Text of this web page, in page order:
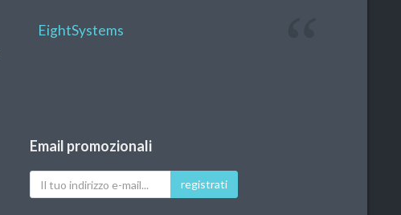
EightSystems
Email promozionali
Il
tuo
registrati